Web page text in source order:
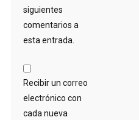
siguientes
comentarios a
esta entrada.
Recibir un correo
electrónico con
cada nueva